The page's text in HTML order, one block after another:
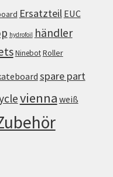
Ersatzteil EUC
hydrofoil händler
NinebotRoller
spare part
vienna weiß